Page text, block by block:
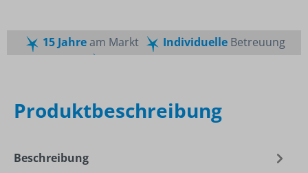
15 Jahream Markt IndividuelleBetreuung
Produktbeschreibung
Beschreibung